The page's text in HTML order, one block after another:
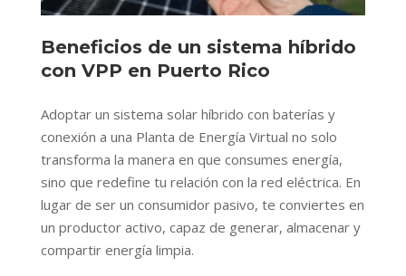
Beneficios de un sistema híbrido
con VPP en Puerto Rico
Adoptar un sistema solar híbrido con baterías y
conexión a una Planta de Energía Virtual no solo
transforma la manera en que consumes energía,
sino que redefine tu relación con la red eléctrica. En
lugar de ser un consumidor pasivo, te conviertes en
un productor activo, capaz de generar, almacenar y
compartir energía limpia.